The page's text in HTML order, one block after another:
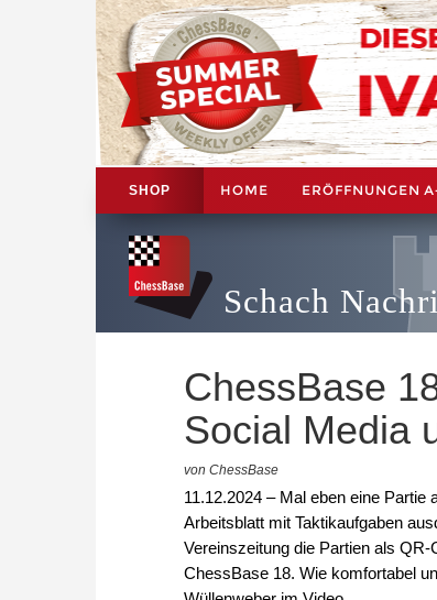
SHOP HOME ERÖFFNUNGEN
Schach
ChessBase
Social Media
von ChessBase
11.12.2024 – Mal eben eine
Arbeitsblatt mit Taktikaufgaben
Vereinszeitung die Partien als
ChessBase 18. Wie komfortabel